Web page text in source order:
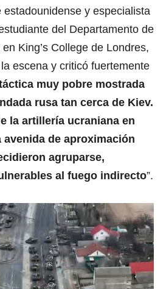
estadounidense y especialista
del Departamento de
King’s College de Londres,
escena y criticó fuertemente
muy pobre mostrada
rusa tan cerca de Kiev.
la artillería ucraniana en
avenida de aproximación
agruparse,
al fuego indirecto”.